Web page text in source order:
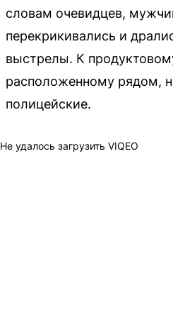
словам очевидцев,
перекрикивались и
выстрелы. К
расположенному рядом,
полицейские.
Не удалось загрузить VIQEO